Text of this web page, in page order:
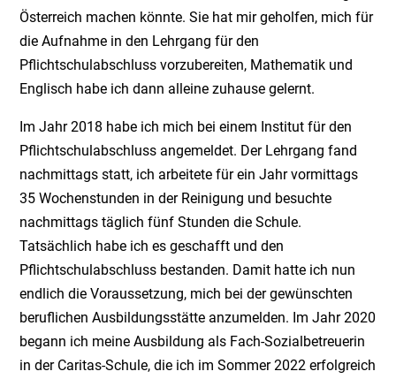
Österreich machen könnte. Sie hat mir geholfen, mich für
die Aufnahme in den Lehrgang für den
Pflichtschulabschluss vorzubereiten, Mathematik und
Englisch habe ich dann alleine zuhause gelernt.
Im Jahr 2018 habe ich mich bei einem Institut für den
Pflichtschulabschluss angemeldet. Der Lehrgang fand
nachmittags statt, ich arbeitete für ein Jahr vormittags
35 Wochenstunden in der Reinigung und besuchte
nachmittags täglich fünf Stunden die Schule.
Tatsächlich habe ich es geschafft und den
Pflichtschulabschluss bestanden. Damit hatte ich nun
endlich die Voraussetzung, mich bei der gewünschten
beruflichen Ausbildungsstätte anzumelden. Im Jahr 2020
begann ich meine Ausbildung als Fach-Sozialbetreuerin
in der Caritas-Schule, die ich im Sommer 2022 erfolgreich